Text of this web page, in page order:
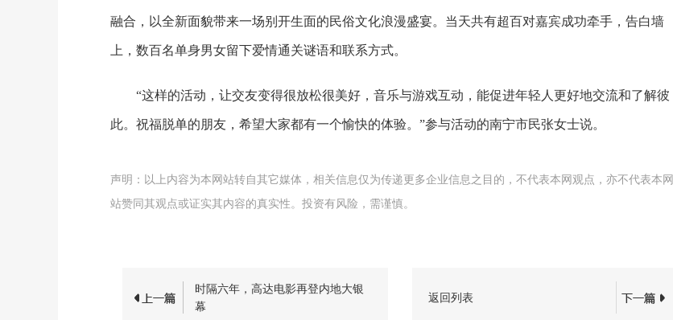
融合，以全新面貌带来一场别开生面的民俗文化浪漫盛宴。当天共有超百对嘉宾成功牵手，告白墙
上，数百名单身男女留下爱情通关谜语和联系方式。
“这样的活动，让交友变得很放松很美好，音乐与游戏互动，能促进年轻人更好地交流和了解彼
此。祝福脱单的朋友，希望大家都有一个愉快的体验。”参与活动的南宁市民张女士说。
声明：以上内容为本网站转自其它媒体，相关信息仅为传递更多企业信息之目的，不代表本网观点，亦不代表本网
站赞同其观点或证实其内容的真实性。投资有风险，需谨慎。
时隔六年，高达电影再登内地大银
幕
返回列表